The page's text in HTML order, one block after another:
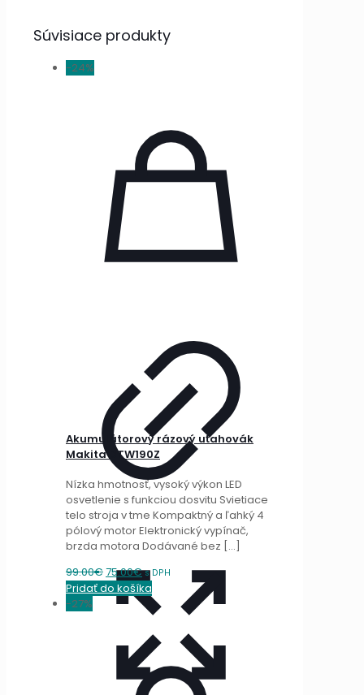
Súvisiace produkty
-24%
Akumulátorový rázový uťahovák
Makita DTW190Z
Nízka hmotnosť, vysoký výkon LED
osvetlenie s funkciou dosvitu Svietiace
telo stroja v tme Kompaktný a ľahký 4
pólový motor Elektronický vypínač,
brzda motora Dodávané bez […]
99.00€Original
price
was:
75.00€Current
price
is:
75.00€.
s DPH
Pridať do košíka
-27%